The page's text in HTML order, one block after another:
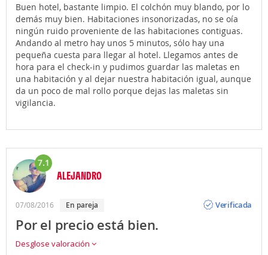
Buen hotel, bastante limpio. El colchón muy blando, por lo
demás muy bien. Habitaciones insonorizadas, no se oía
ningún ruido proveniente de las habitaciones contiguas.
Andando al metro hay unos 5 minutos, sólo hay una
pequeña cuesta para llegar al hotel. Llegamos antes de
hora para el check-in y pudimos guardar las maletas en
una habitación y al dejar nuestra habitación igual, aunque
da un poco de mal rollo porque dejas las maletas sin
vigilancia.
7.1
ALEJANDRO
07/08/2016 en pareja
Verificada
Por el precio está bien.
Desglose valoración